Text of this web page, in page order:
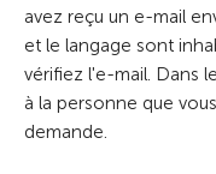
avez reçu un e-mail
et le langage sont
vérifiez l'e-mail. Dans
à la personne que
demande.